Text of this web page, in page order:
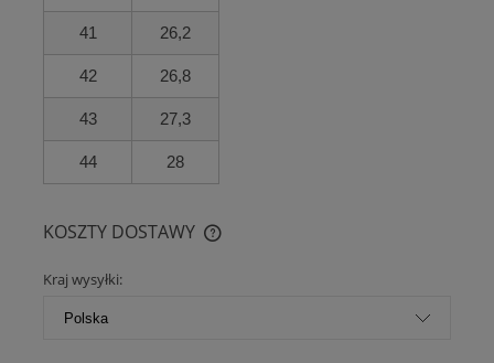
41 26,2
42 26,8
43 27,3
44 28
KOSZTY DOSTAWY
CENA NIE ZAWIERA EWENTUALNYCH KOSZTÓW PŁATNOŚCI
Kraj wysyłki: